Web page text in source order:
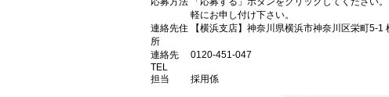
軽にお申し付け下さい。
連絡先住
所
【横浜支店】神奈川県横浜市神奈川区栄町5-
連絡先
TEL
0120-451-047
担当 採用係